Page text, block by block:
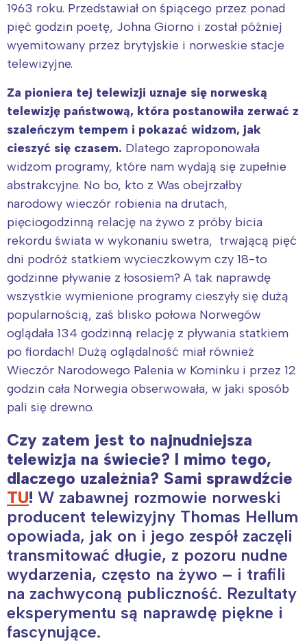
1963 roku. Przedstawiał on śpiącego przez ponad
pięć godzin poetę, Johna Giorno i został później
wyemitowany przez brytyjskie i norweskie stacje
telewizyjne.
Za pioniera tej telewizji uznaje się norweską
telewizję państwową, która postanowiła zerwać z
szaleńczym tempem i pokazać widzom, jak
cieszyć się czasem. Dlatego zaproponowała
widzom programy, które nam wydają się zupełnie
abstrakcyjne. No bo, kto z Was obejrzałby
narodowy wieczór robienia na drutach,
pięciogodzinną relację na żywo z próby bicia
rekordu świata w wykonaniu swetra, trwającą pięć
dni podróż statkiem wycieczkowym czy 18-to
godzinne pływanie z łososiem? A tak naprawdę
wszystkie wymienione programy cieszyły się dużą
popularnością, zaś blisko połowa Norwegów
oglądała 134 godzinną relację z pływania statkiem
po fiordach! Dużą oglądalność miał również
Wieczór Narodowego Palenia w Kominku i przez 12
godzin cała Norwegia obserwowała, w jaki sposób
pali się drewno.
Czy zatem jest to najnudniejsza
telewizja na świecie? I mimo tego,
dlaczego uzależnia? Sami sprawdźcie
TU! W zabawnej rozmowie norweski
producent telewizyjny Thomas Hellum
opowiada, jak on i jego zespół zaczęli
transmitować długie, z pozoru nudne
wydarzenia, często na żywo – i trafili
na zachwyconą publiczność. Rezultaty
eksperymentu są naprawdę piękne i
fascynujące.